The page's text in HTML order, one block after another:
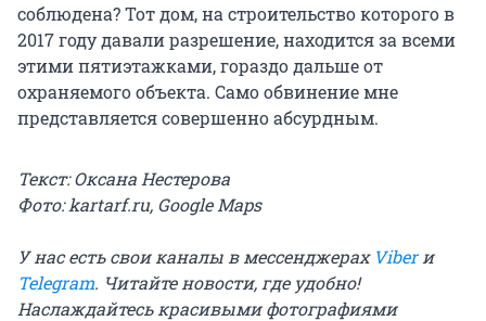
соблюдена? Тот дом, на строительство которого в
2017 году давали разрешение, находится за всеми
этими пятиэтажками, гораздо дальше от
охраняемого объекта. Само обвинение мне
представляется совершенно абсурдным.
Текст: Оксана Нестерова
Фото: kartarf.ru, Google Maps
У нас есть свои каналы в мессенджерах Viberи
Telegram. Читайте новости, где удобно!
Наслаждайтесь красивыми фотографиями